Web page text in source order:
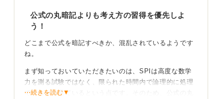
公式の丸暗記よりも考え方の習得を優先しよ
う！
どこまで公式を暗記すべきか、混乱されているようです
ね。
まず知っておいていただきたいのは、SPIは高度な数学
力を測る試験ではなく、限られた時間内で論理的に処理
できるかを見ているという点です。そのため、公式の丸
⋯続きを読む▼